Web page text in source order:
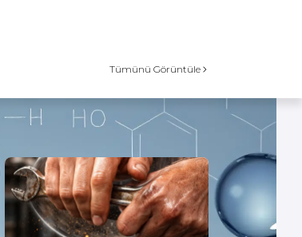
Tümünü Görüntüle